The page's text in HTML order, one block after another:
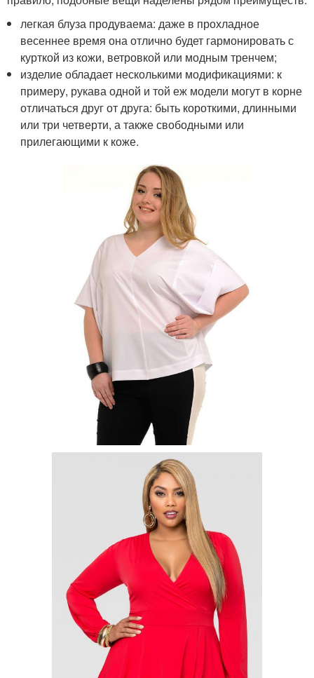
легкая блуза продуваема: даже в прохладное
весеннее время она отлично будет гармонировать с
курткой из кожи, ветровкой или модным тренчем;
изделие обладает несколькими модификациями: к
примеру, рукава одной и той еж модели могут в корне
отличаться друг от друга: быть короткими, длинными
или три четверти, а также свободными или
прилегающими к коже.